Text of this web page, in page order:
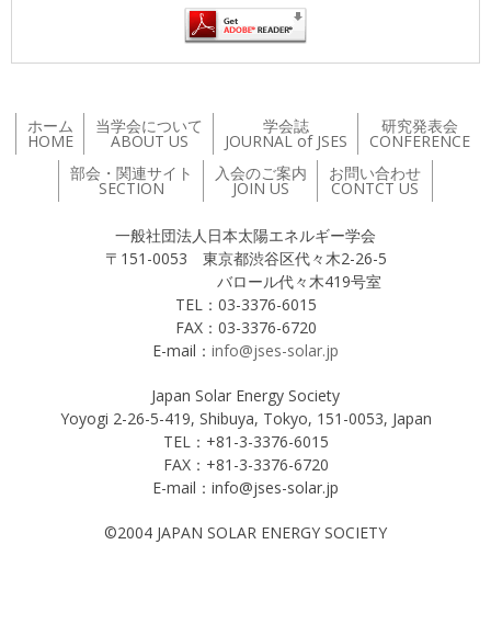
ホーム
HOME
当学会について
ABOUT US
学会誌
JOURNAL of JSES
研究発表会
CONFERENCE
部会・関連サイト
SECTION
入会のご案内
JOIN US
お問い合わせ
CONTCT US
一般社団法人日本太陽エネルギー学会
〒151-0053 東京都渋谷区代々木2-26-5
バロール代々木419号室
TEL：03-3376-6015
FAX：03-3376-6720
E-mail： info@jses-solar.jp
Japan Solar Energy Society
Yoyogi 2-26-5-419, Shibuya, Tokyo, 151-0053, Japan
TEL：+81-3-3376-6015
FAX：+81-3-3376-6720
E-mail：info@jses-solar.jp
©2004 JAPAN SOLAR ENERGY SOCIETY